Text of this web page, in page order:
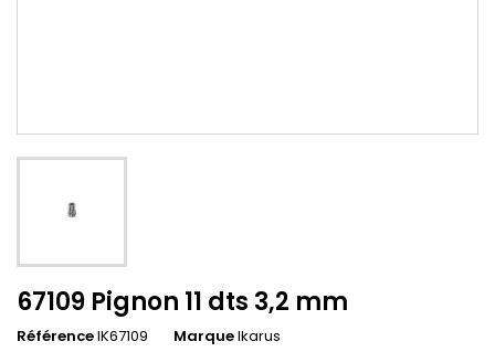
67109 Pignon 11 dts 3,2 mm
RéférenceIK67109 MarqueIkarus